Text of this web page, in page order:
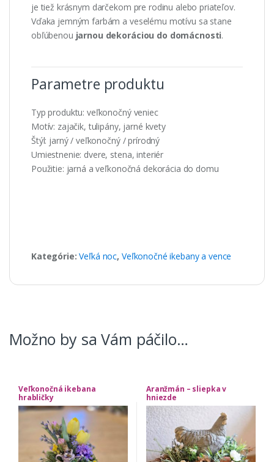
je tiež krásnym darčekom pre rodinu alebo priateľov.
Vďaka jemným farbám a veselému motívu sa stane
obľúbenou jarnou dekoráciou do domácnosti.
Parametre produktu
Typ produktu: veľkonočný veniec
Motív: zajačik, tulipány, jarné kvety
Štýl: jarný / veľkonočný / prírodný
Umiestnenie: dvere, stena, interiér
Použitie: jarná a veľkonočná dekorácia do domu
Kategórie:Veľká noc, Veľkonočné ikebany a vence
Možno by sa Vám páčilo…
Veľkonočná ikebana
hrabličky
Aranžmán – sliepka v
hniezde